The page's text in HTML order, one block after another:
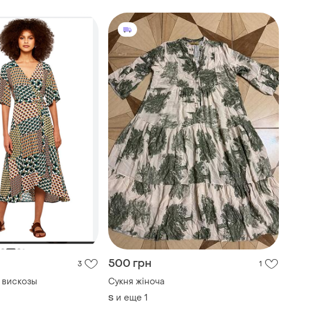
3 500 грн 1
Сукня жіноча
S и еще 1